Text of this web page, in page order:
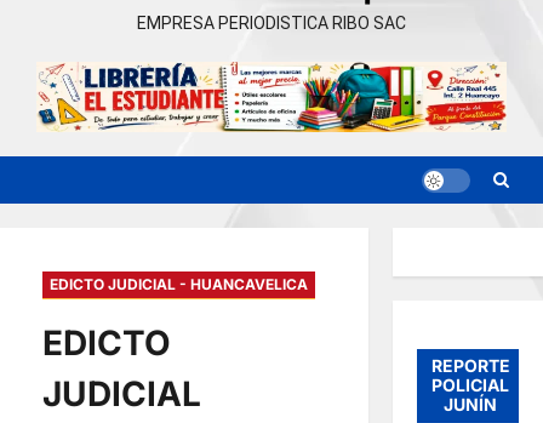
EMPRESA PERIODISTICA RIBO SAC
EDICTO JUDICIAL - HUANCAVELICA
EDICTO
JUDICIAL
REPORTE
POLICIAL
JUNÍN